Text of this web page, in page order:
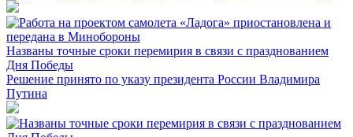
Названы точные сроки перемирия в связи с празднованием
Дня Победы
Решение принято по указу президента России Владимира
Путина